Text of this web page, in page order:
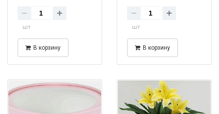
шт
В корзину
шт
В корзину